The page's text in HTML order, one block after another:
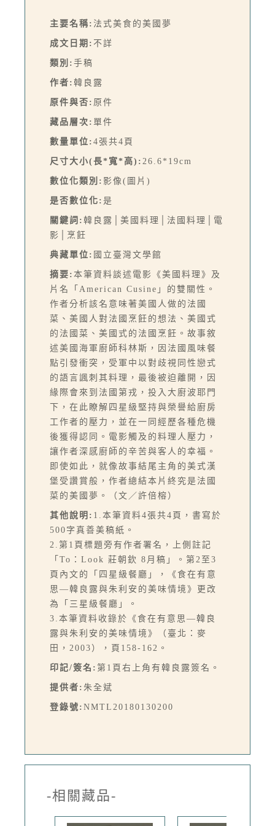
主要名稱: 法式美食的美國夢
成文日期: 不詳
類別: 手稿
作者: 韓良露
原件與否: 原件
藏品層次: 單件
數量單位: 4張共4頁
尺寸大小(長*寬*高): 26.6*19cm
數位化類別: 影像(圖片)
是否數位化: 是
關鍵詞: 韓良露│美國料理│法國料理│電
影│烹飪
典藏單位: 國立臺灣文學館
摘要: 本筆資料談述電影《美國料理》及
片名「American Cusine」的雙關性。
作者分析該名意味著美國人做的法國
菜、美國人對法國烹飪的想法、美國式
的法國菜、美國式的法國烹飪。故事敘
述美國海軍廚師科林斯，因法國風味餐
點引發衝突，受軍中以對歧視同性戀式
的語言諷刺其料理，最後被迫離開，因
緣際會來到法國第戎，投入大廚波耶門
下，在此瞭解四星級堅持與榮譽給廚房
工作者的壓力，並在一同經歷各種危機
後獲得認同。電影觸及的料理人壓力，
讓作者深感廚師的辛苦與客人的幸福。
即使如此，就像故事結尾主角的美式漢
堡受讚賞般，作者總結本片終究是法國
菜的美國夢。（文／許倍榕）
其他說明: 1.本筆資料4張共4頁，書寫於
500字真善美稿紙。
2.第1頁標題旁有作者署名，上側註記
「To：Look 莊朝欽 8月稿」。第2至3
頁內文的「四星級餐廳」，《食在有意
思—韓良露與朱利安的美味情境》更改
為「三星級餐廳」。
3.本筆資料收錄於《食在有意思—韓良
露與朱利安的美味情境》（臺北：麥
田，2003），頁158-162。
印記/簽名: 第1頁右上角有韓良露簽名。
提供者: 朱全斌
登錄號: NMTL20180130200
-相關藏品-